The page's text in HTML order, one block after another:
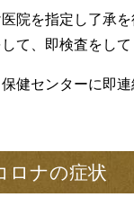
院を指定し了承
て、即検査をして
健センターに即連
ロナの症状